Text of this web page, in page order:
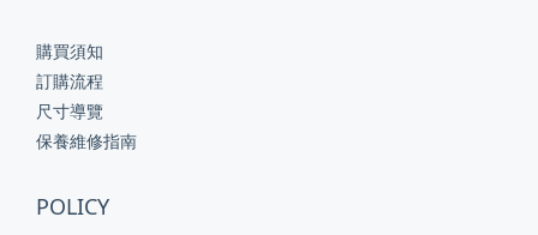
購買須知
訂購流程
尺寸導覽
保養維修指南
POLICY